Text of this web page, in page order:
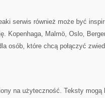
serwis również może być
Kopenhaga, Malmö, Oslo,
osób, które chcą połączyć
na użyteczność. Teksty mogą